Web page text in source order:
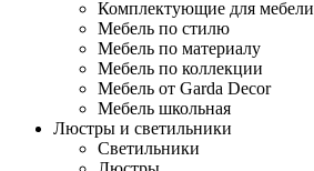
Комплектующие для мебели
Мебель по стилю
Мебель по материалу
Мебель по коллекции
Мебель от Garda Decor
Мебель школьная
Люстры и светильники
Светильники